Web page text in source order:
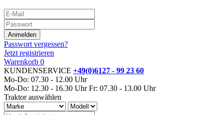
Passwort vergessen?
Jetzt registrieren
Warenkorb 0
KUNDENSERVICE +49(0)6127 - 99 23 60
Mo-Do: 07.30 - 12.00 Uhr
Mo-Do: 12.30 - 16.30 Uhr Fr: 07.30 - 13.00 Uhr
Traktor auswählen